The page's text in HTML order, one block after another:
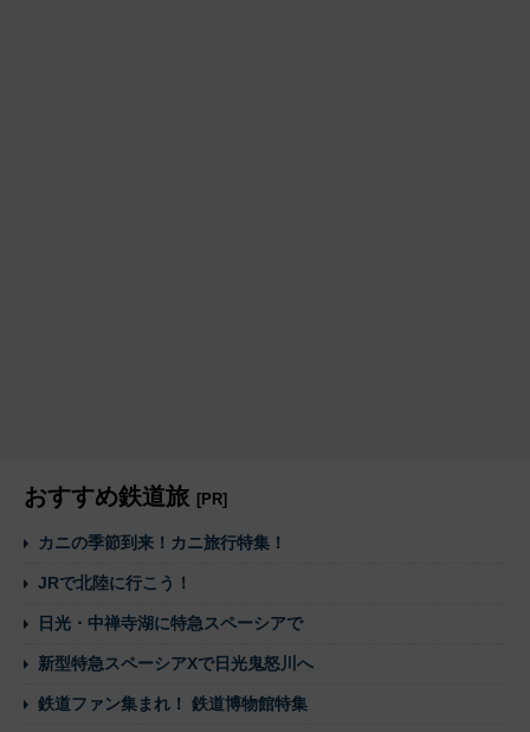
おすすめ鉄道旅 [PR]
カニの季節到来！カニ旅行特集！
JRで北陸に行こう！
日光・中禅寺湖に特急スペーシアで
新型特急スペーシアXで日光鬼怒川へ
鉄道ファン集まれ！ 鉄道博物館特集